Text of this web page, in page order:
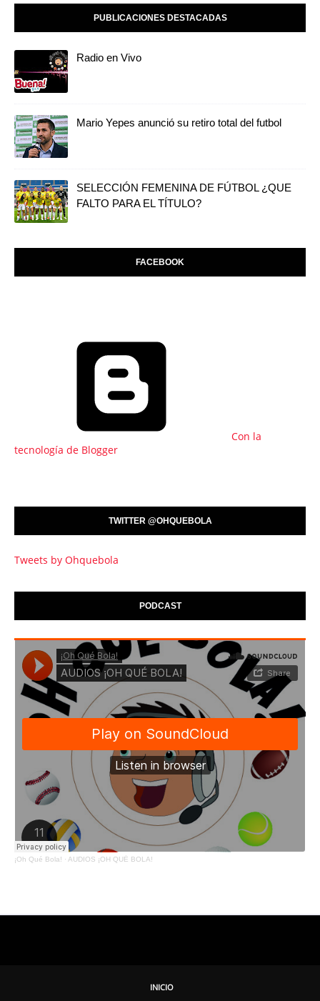
PUBLICACIONES DESTACADAS
Radio en Vivo
Mario Yepes anunció su retiro total del futbol
SELECCIÓN FEMENINA DE FÚTBOL ¿QUE
FALTO PARA EL TÍTULO?
FACEBOOK
Con la
tecnología de Blogger
TWITTER @OHQUEBOLA
Tweets by Ohquebola
PODCAST
¡Oh Qué Bola! · AUDIOS ¡OH QUÉ BOLA!
INICIO